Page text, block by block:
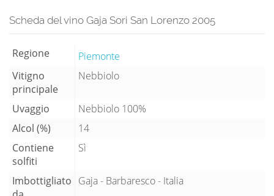
Scheda del vino Gaja Sori San Lorenzo 2005
Regione
Piemonte
Vitigno
principale
Nebbiolo
Uvaggio
Nebbiolo 100%
Alcol (%)
14
Contiene
solfiti
Sì
Imbottigliato Gaja - Barbaresco - Italia